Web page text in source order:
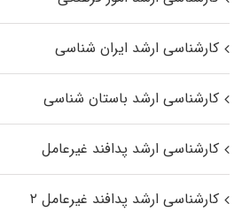
کارشناسی ارشد ایران شناسی
کارشناسی ارشد باستان شناسی
کارشناسی ارشد پدافند غیرعامل
کارشناسی ارشد پدافند غیرعامل ۲